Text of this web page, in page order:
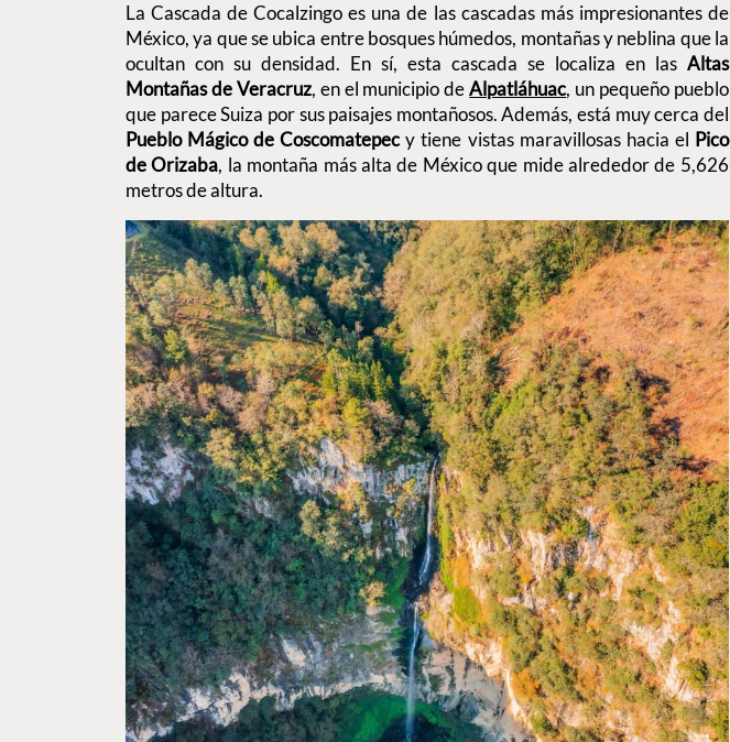
La Cascada de Cocalzingo es una de las cascadas más impresionantes de
México, ya que se ubica entre bosques húmedos, montañas y neblina que la
ocultan con su densidad. En sí, esta cascada se localiza en lasAltas
Montañas de Veracruz, en el municipio deAlpatláhuac, un pequeño pueblo
que parece Suiza por sus paisajes montañosos. Además, está muy cerca del
Pueblo Mágico de Coscomatepecy tiene vistas maravillosas hacia el Pico
de Orizaba, la montaña más alta de México que mide alrededor de 5,626
metros de altura.